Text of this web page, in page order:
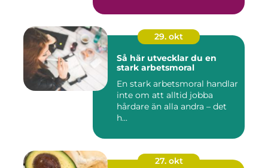
29. okt
Så här utvecklar du en
stark arbetsmoral
En stark arbetsmoral handlar
inte om att alltid jobba
hårdare än alla andra – det
h...
27. okt